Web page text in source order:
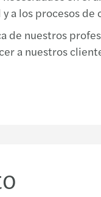
a los procesos
de nuestros
a nuestros